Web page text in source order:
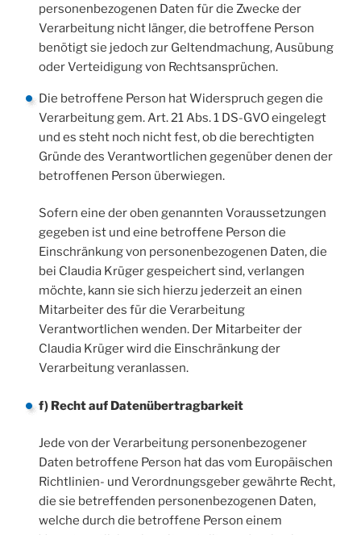
personenbezogenen Daten für die Zwecke der
Verarbeitung nicht länger, die betroffene Person
benötigt sie jedoch zur Geltendmachung, Ausübung
oder Verteidigung von Rechtsansprüchen.
Die betroffene Person hat Widerspruch gegen die
Verarbeitung gem. Art. 21 Abs. 1 DS-GVO eingelegt
und es steht noch nicht fest, ob die berechtigten
Gründe des Verantwortlichen gegenüber denen der
betroffenen Person überwiegen.
Sofern eine der oben genannten Voraussetzungen
gegeben ist und eine betroffene Person die
Einschränkung von personenbezogenen Daten, die
bei Claudia Krüger gespeichert sind, verlangen
möchte, kann sie sich hierzu jederzeit an einen
Mitarbeiter des für die Verarbeitung
Verantwortlichen wenden. Der Mitarbeiter der
Claudia Krüger wird die Einschränkung der
Verarbeitung veranlassen.
f) Recht auf Datenübertragbarkeit
Jede von der Verarbeitung personenbezogener
Daten betroffene Person hat das vom Europäischen
Richtlinien- und Verordnungsgeber gewährte Recht,
die sie betreffenden personenbezogenen Daten,
welche durch die betroffene Person einem